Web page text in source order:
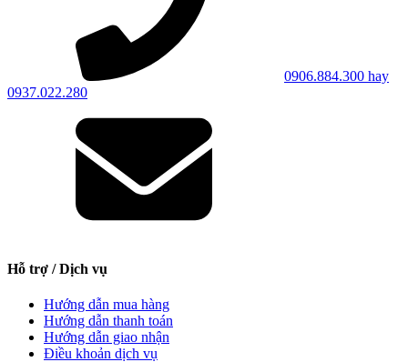
0906.884.300 hay
0937.022.280
Hỗ trợ / Dịch vụ
Hướng dẫn mua hàng
Hướng dẫn thanh toán
Hướng dẫn giao nhận
Điều khoản dịch vụ